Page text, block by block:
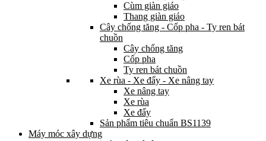
Cùm giàn giáo
Thang giàn giáo
Cây chống tăng - Cốp pha - Ty ren bát
chuồn
Cây chống tăng
Cốp pha
Ty ren bát chuồn
Xe rùa - Xe đẩy - Xe nâng tay
Xe nâng tay
Xe rùa
Xe đẩy
Sản phẩm tiêu chuẩn BS1139
Máy móc xây dựng